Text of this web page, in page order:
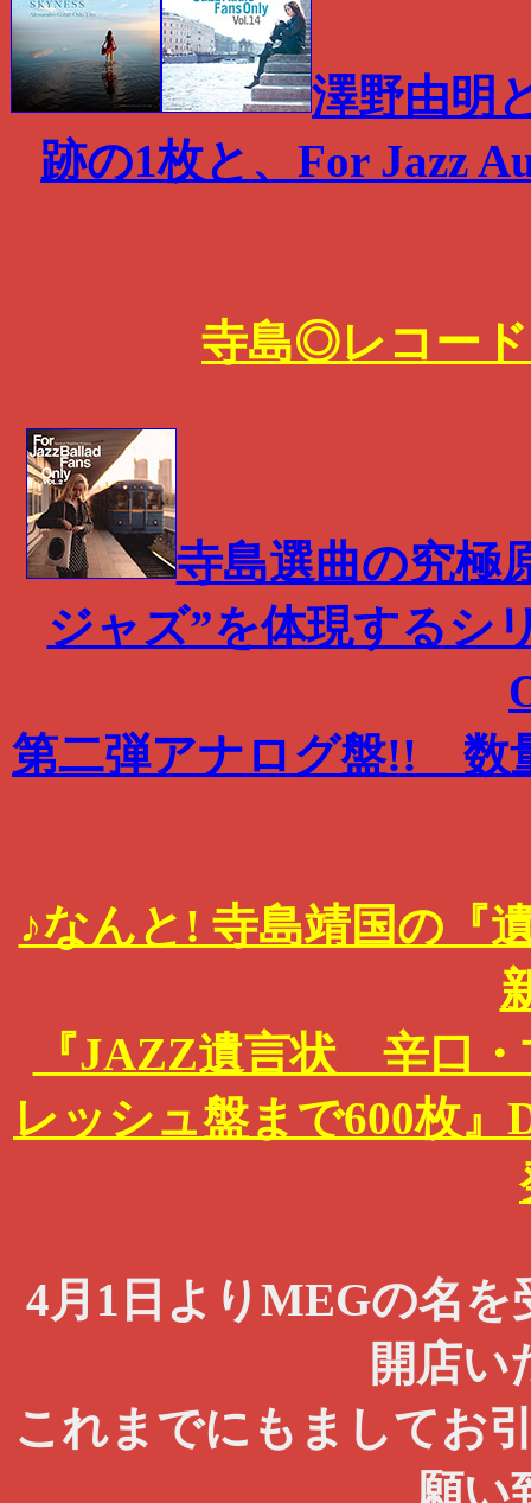
澤野由明
跡の1枚と、For Jazz
寺島◎レコード
寺島選曲の究極
ジャズ”を体現するシ
第二弾アナログ盤!! 数
♪なんと! 寺島靖国の『
『JAZZ遺言状 辛口
レッシュ盤まで600枚』
4月1日よりMEGの名を
開店い
これまでにもましてお
願い